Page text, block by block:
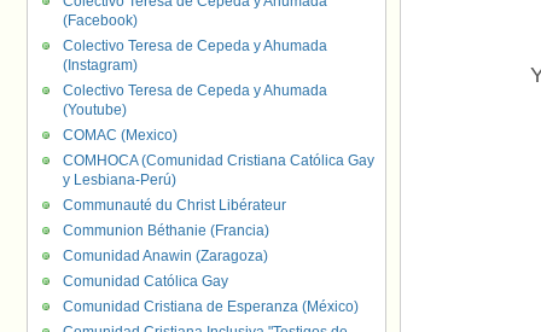
(Facebook)
Colectivo Teresa de Cepeda y Ahumada
(Instagram)
Colectivo Teresa de Cepeda y Ahumada
(Youtube)
COMAC (Mexico)
COMHOCA (Comunidad Cristiana Católica Gay
y Lesbiana-Perú)
Communauté du Christ Libérateur
Communion Béthanie (Francia)
Comunidad Anawin (Zaragoza)
Comunidad Católica Gay
Comunidad Cristiana de Esperanza (México)